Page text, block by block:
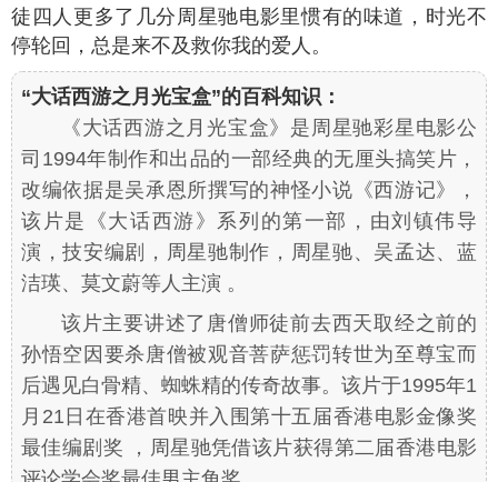
徒四人更多了几分周星驰电影里惯有的味道，时光不
停轮回，总是来不及救你我的爱人。
“大话西游之月光宝盒”的百科知识：
《大话西游之月光宝盒》是周星驰彩星电影公
司1994年制作和出品的一部经典的无厘头搞笑片，
改编依据是吴承恩所撰写的神怪小说《西游记》，
该片是《大话西游》系列的第一部，由刘镇伟导
演，技安编剧，周星驰制作，周星驰、吴孟达、蓝
洁瑛、莫文蔚等人主演 。
该片主要讲述了唐僧师徒前去西天取经之前的
孙悟空因要杀唐僧被观音菩萨惩罚转世为至尊宝而
后遇见白骨精、蜘蛛精的传奇故事。该片于1995年1
月21日在香港首映并入围第十五届香港电影金像奖
最佳编剧奖 ，周星驰凭借该片获得第二届香港电影